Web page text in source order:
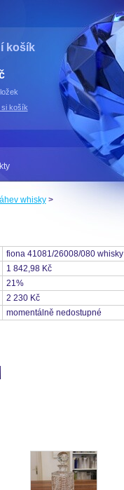
košík
si košík
whisky>
fiona 41081/26008/080 whisky
1 842,98 Kč
21%
2 230 Kč
momentálně nedostupné